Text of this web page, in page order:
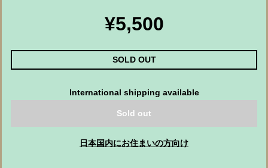
¥5,500
SOLD OUT
International shipping available
Sold out
日本国内にお住まいの方向け